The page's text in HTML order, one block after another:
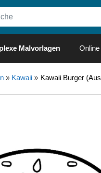
Malvorlagen
» Kawaii» Kawaii Burger